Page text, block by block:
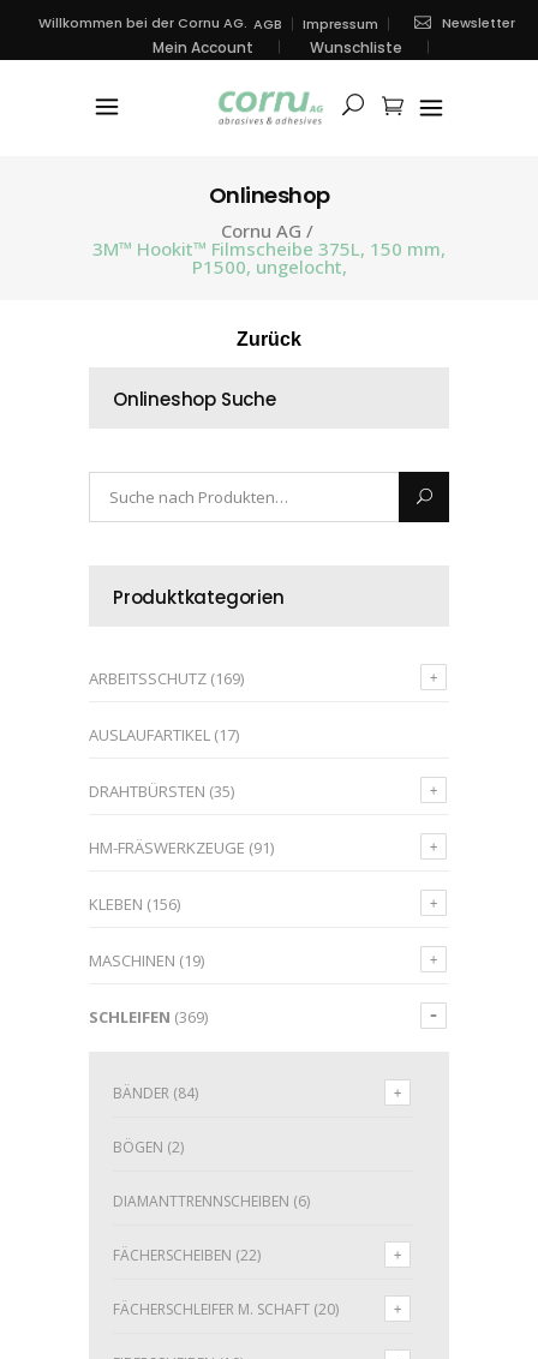
Willkommen bei der Cornu AG. AGB Impressum Newsletter
Mein Account Wunschliste
Onlineshop
Cornu AG /
3M™ Hookit™ Filmscheibe 375L, 150 mm,
P1500, ungelocht,
Zurück
Onlineshop Suche
Produktkategorien
ARBEITSSCHUTZ (169)
AUSLAUFARTIKEL (17)
DRAHTBÜRSTEN (35)
HM-FRÄSWERKZEUGE (91)
KLEBEN (156)
MASCHINEN (19)
SCHLEIFEN (369)
BÄNDER (84)
BÖGEN (2)
DIAMANTTRENNSCHEIBEN (6)
FÄCHERSCHEIBEN (22)
FÄCHERSCHLEIFER M. SCHAFT (20)